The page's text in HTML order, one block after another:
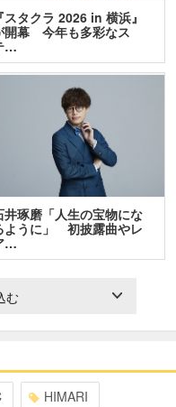
『スタクラ 2026 in 横浜』
開幕 今年も多彩なス
…
井琢磨「人生の宝物にな
ように」 初披露曲やレ
…
む
HIMARI